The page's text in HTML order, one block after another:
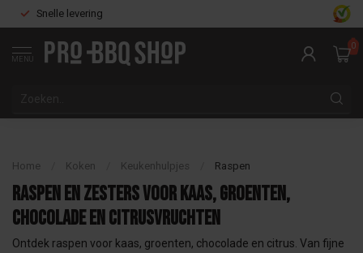
Snelle levering
MENU
0
Home Koken Keukenhulpjes Raspen
Raspen en zesters voor kaas, groenten,
chocolade en citrusvruchten
Ontdek raspen voor kaas, groenten, chocolade en citrus. Van fijne